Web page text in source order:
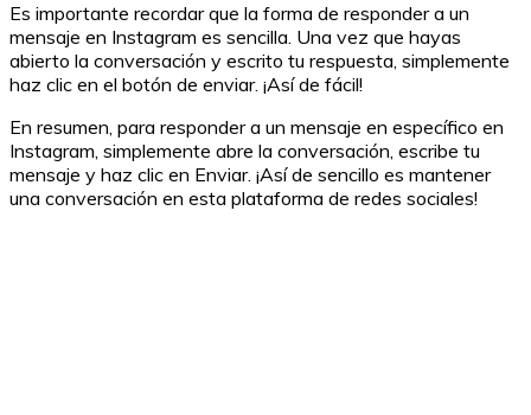
Es importante recordar que la forma de responder a un
mensaje en Instagram es sencilla. Una vez que hayas
abierto la conversación y escrito tu respuesta, simplemente
haz clic en el botón de enviar. ¡Así de fácil!
En resumen, para responder a un mensaje en específico en
Instagram, simplemente abre la conversación, escribe tu
mensaje y haz clic en Enviar. ¡Así de sencillo es mantener
una conversación en esta plataforma de redes sociales!